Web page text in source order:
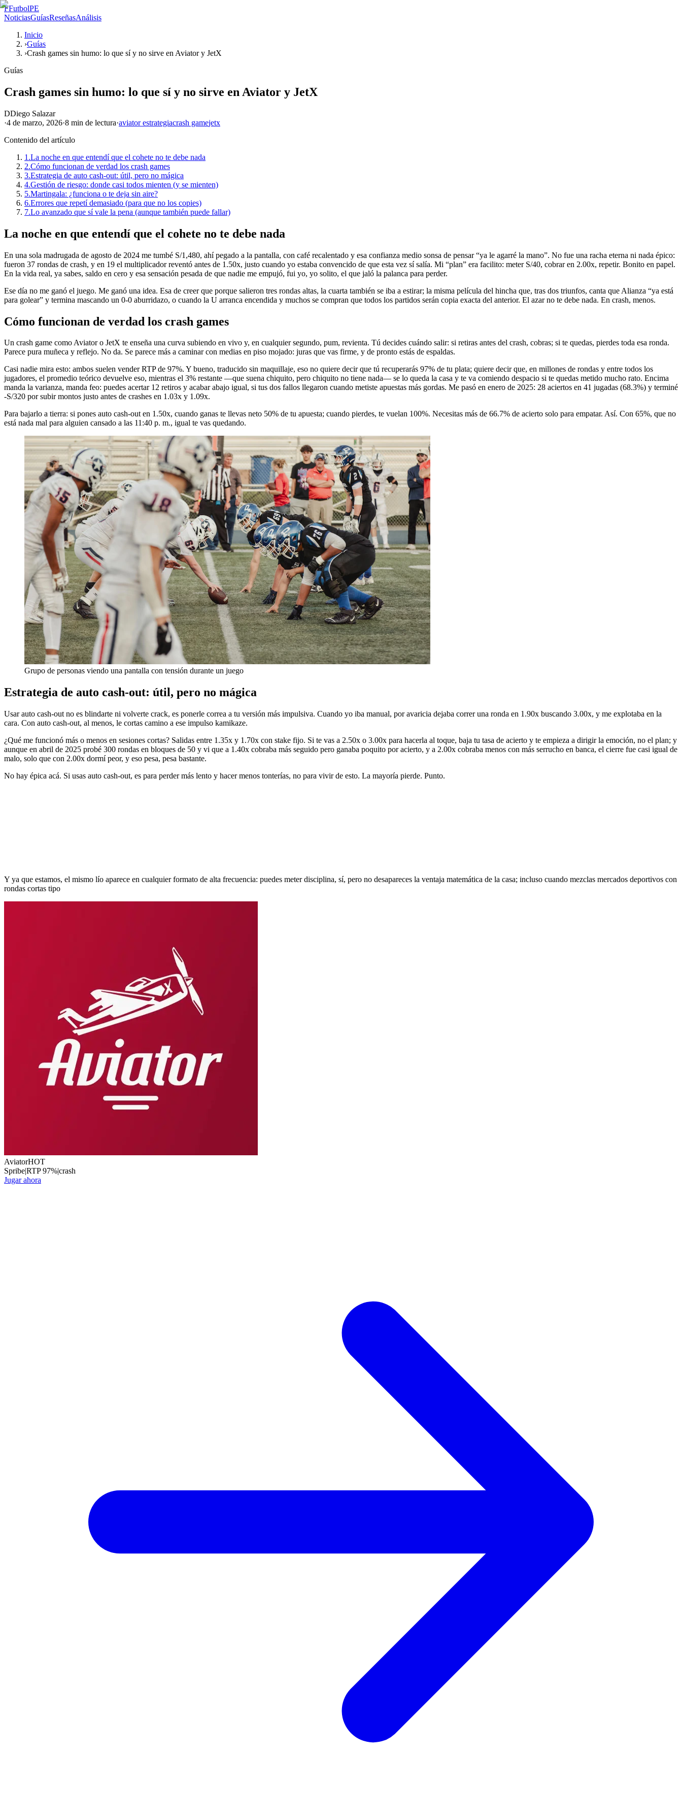
FFutbolPE
NoticiasGuíasReseñasAnálisis
Inicio
›Guías
›Crash games sin humo: lo que sí y no sirve en Aviator y JetX
Guías
Crash games sin humo: lo que sí y no sirve en Aviator y JetX
DDiego Salazar
·4 de marzo, 2026·8 min de lectura·aviator estrategiacrash gamejetx
Contenido del artículo
1.La noche en que entendí que el cohete no te debe nada
2.Cómo funcionan de verdad los crash games
3.Estrategia de auto cash-out: útil, pero no mágica
4.Gestión de riesgo: donde casi todos mienten (y se mienten)
5.Martingala: ¿funciona o te deja sin aire?
6.Errores que repetí demasiado (para que no los copies)
7.Lo avanzado que sí vale la pena (aunque también puede fallar)
La noche en que entendí que el cohete no te debe nada
En una sola madrugada de agosto de 2024 me tumbé S/1,480, ahí pegado a la pantalla, con café recalentado y esa confianza medio sonsa de pensar “ya le agarré la mano”. No fue una racha eterna ni nada épico:
fueron 37 rondas de crash, y en 19 el multiplicador reventó antes de 1.50x, justo cuando yo estaba convencido de que esta vez sí salía. Mi “plan” era facilito: meter S/40, cobrar en 2.00x, repetir. Bonito en papel.
En la vida real, ya sabes, saldo en cero y esa sensación pesada de que nadie me empujó, fui yo, yo solito, el que jaló la palanca para perder.
Ese día no me ganó el juego. Me ganó una idea. Esa de creer que porque salieron tres rondas altas, la cuarta también se iba a estirar; la misma película del hincha que, tras dos triunfos, canta que Alianza “ya está
para golear” y termina mascando un 0-0 aburridazo, o cuando la U arranca encendida y muchos se compran que todos los partidos serán copia exacta del anterior. El azar no te debe nada. En crash, menos.
Cómo funcionan de verdad los crash games
Un crash game como Aviator o JetX te enseña una curva subiendo en vivo y, en cualquier segundo, pum, revienta. Tú decides cuándo salir: si retiras antes del crash, cobras; si te quedas, pierdes toda esa ronda.
Parece pura muñeca y reflejo. No da. Se parece más a caminar con medias en piso mojado: juras que vas firme, y de pronto estás de espaldas.
Casi nadie mira esto: ambos suelen vender RTP de 97%. Y bueno, traducido sin maquillaje, eso no quiere decir que tú recuperarás 97% de tu plata; quiere decir que, en millones de rondas y entre todos los
jugadores, el promedio teórico devuelve eso, mientras el 3% restante —que suena chiquito, pero chiquito no tiene nada— se lo queda la casa y te va comiendo despacio si te quedas metido mucho rato. Encima
manda la varianza, manda feo: puedes acertar 12 retiros y acabar abajo igual, si tus dos fallos llegaron cuando metiste apuestas más gordas. Me pasó en enero de 2025: 28 aciertos en 41 jugadas (68.3%) y terminé
-S/320 por subir montos justo antes de crashes en 1.03x y 1.09x.
Para bajarlo a tierra: si pones auto cash-out en 1.50x, cuando ganas te llevas neto 50% de tu apuesta; cuando pierdes, te vuelan 100%. Necesitas más de 66.7% de acierto solo para empatar. Así. Con 65%, que no
está nada mal para alguien cansado a las 11:40 p. m., igual te vas quedando.
Grupo de personas viendo una pantalla con tensión durante un juego
Estrategia de auto cash-out: útil, pero no mágica
Usar auto cash-out no es blindarte ni volverte crack, es ponerle correa a tu versión más impulsiva. Cuando yo iba manual, por avaricia dejaba correr una ronda en 1.90x buscando 3.00x, y me explotaba en la
cara. Con auto cash-out, al menos, le cortas camino a ese impulso kamikaze.
¿Qué me funcionó más o menos en sesiones cortas? Salidas entre 1.35x y 1.70x con stake fijo. Si te vas a 2.50x o 3.00x para hacerla al toque, baja tu tasa de acierto y te empieza a dirigir la emoción, no el plan; y
aunque en abril de 2025 probé 300 rondas en bloques de 50 y vi que a 1.40x cobraba más seguido pero ganaba poquito por acierto, y a 2.00x cobraba menos con más serrucho en banca, el cierre fue casi igual de
malo, solo que con 2.00x dormí peor, y eso pesa, pesa bastante.
No hay épica acá. Si usas auto cash-out, es para perder más lento y hacer menos tonterías, no para vivir de esto. La mayoría pierde. Punto.
Y ya que estamos, el mismo lío aparece en cualquier formato de alta frecuencia: puedes meter disciplina, sí, pero no desapareces la ventaja matemática de la casa; incluso cuando mezclas mercados deportivos con
rondas cortas tipo
AviatorHOT
Spribe|RTP97%|crash
Jugar ahora